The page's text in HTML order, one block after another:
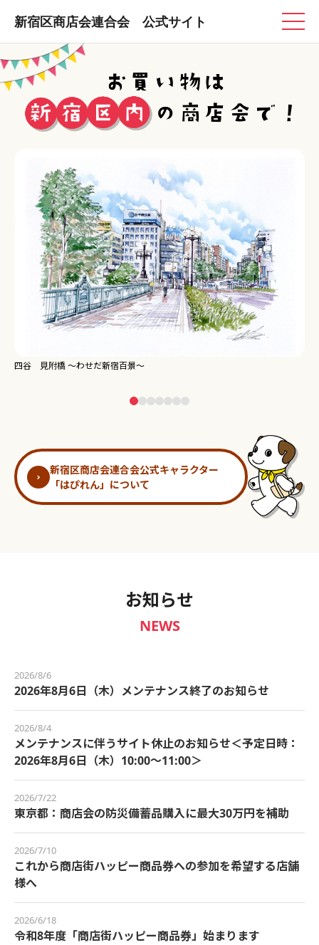
新宿区商店会連合会 公式サイト
新宿区商店会連合会公式キャラクター
「はぴれん」について
お知らせ
NEWS
2026/8/6
2026年8月6日（木）メンテナンス終了のお知らせ
2026/8/4
メンテナンスに伴うサイト休止のお知らせ＜予定日時：
2026年8月6日（木）10:00～11:00＞
2026/7/22
東京都：商店会の防災備蓄品購入に最大30万円を補助
2026/7/10
これから商店街ハッピー商品券への参加を希望する店舗
様へ
2026/6/18
令和8年度「商店街ハッピー商品券」始まります